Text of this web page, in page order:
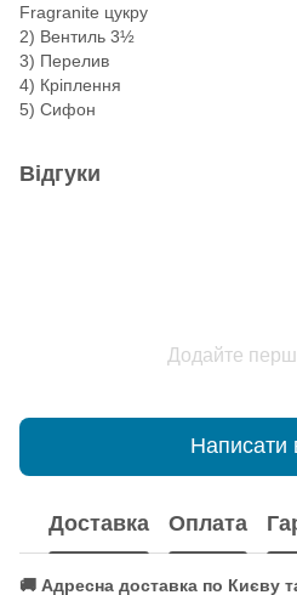
Fragranite цукру
2) Вентиль 3½
3) Перелив
4) Кріплення
5) Сифон
Відгуки
Додайте
Написати
Доставка Оплата
🚚 Адресна доставка по Києву